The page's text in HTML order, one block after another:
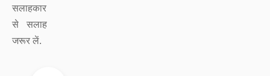
सलाहकार
से सलाह
जरूर लें.